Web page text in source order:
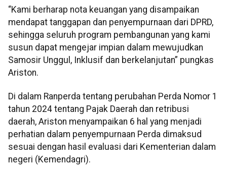
“Kami berharap nota keuangan yang disampaikan
mendapat tanggapan dan penyempurnaan dari DPRD,
sehingga seluruh program pembangunan yang kami
susun dapat mengejar impian dalam mewujudkan
Samosir Unggul, Inklusif dan berkelanjutan” pungkas
Ariston.
Di dalam Ranperda tentang perubahan Perda Nomor 1
tahun 2024 tentang Pajak Daerah dan retribusi
daerah, Ariston menyampaikan 6 hal yang menjadi
perhatian dalam penyempurnaan Perda dimaksud
sesuai dengan hasil evaluasi dari Kementerian dalam
negeri (Kemendagri).